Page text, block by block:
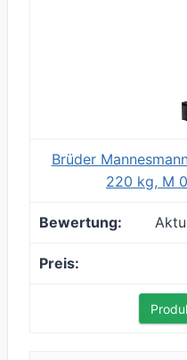
Brüder
220 kg, M